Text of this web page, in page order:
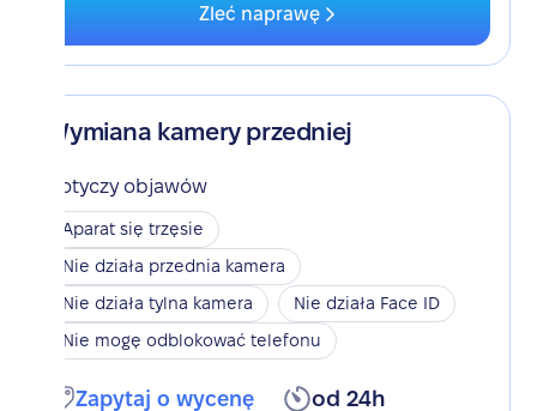
Zleć naprawę
Wymiana kamery przedniej
Dotyczy objawów
Aparat się trzęsie
Nie działa przednia kamera
Nie działa tylna kamera
Nie działa Face ID
Nie mogę odblokować telefonu
Zapytaj o wycenę od 24h